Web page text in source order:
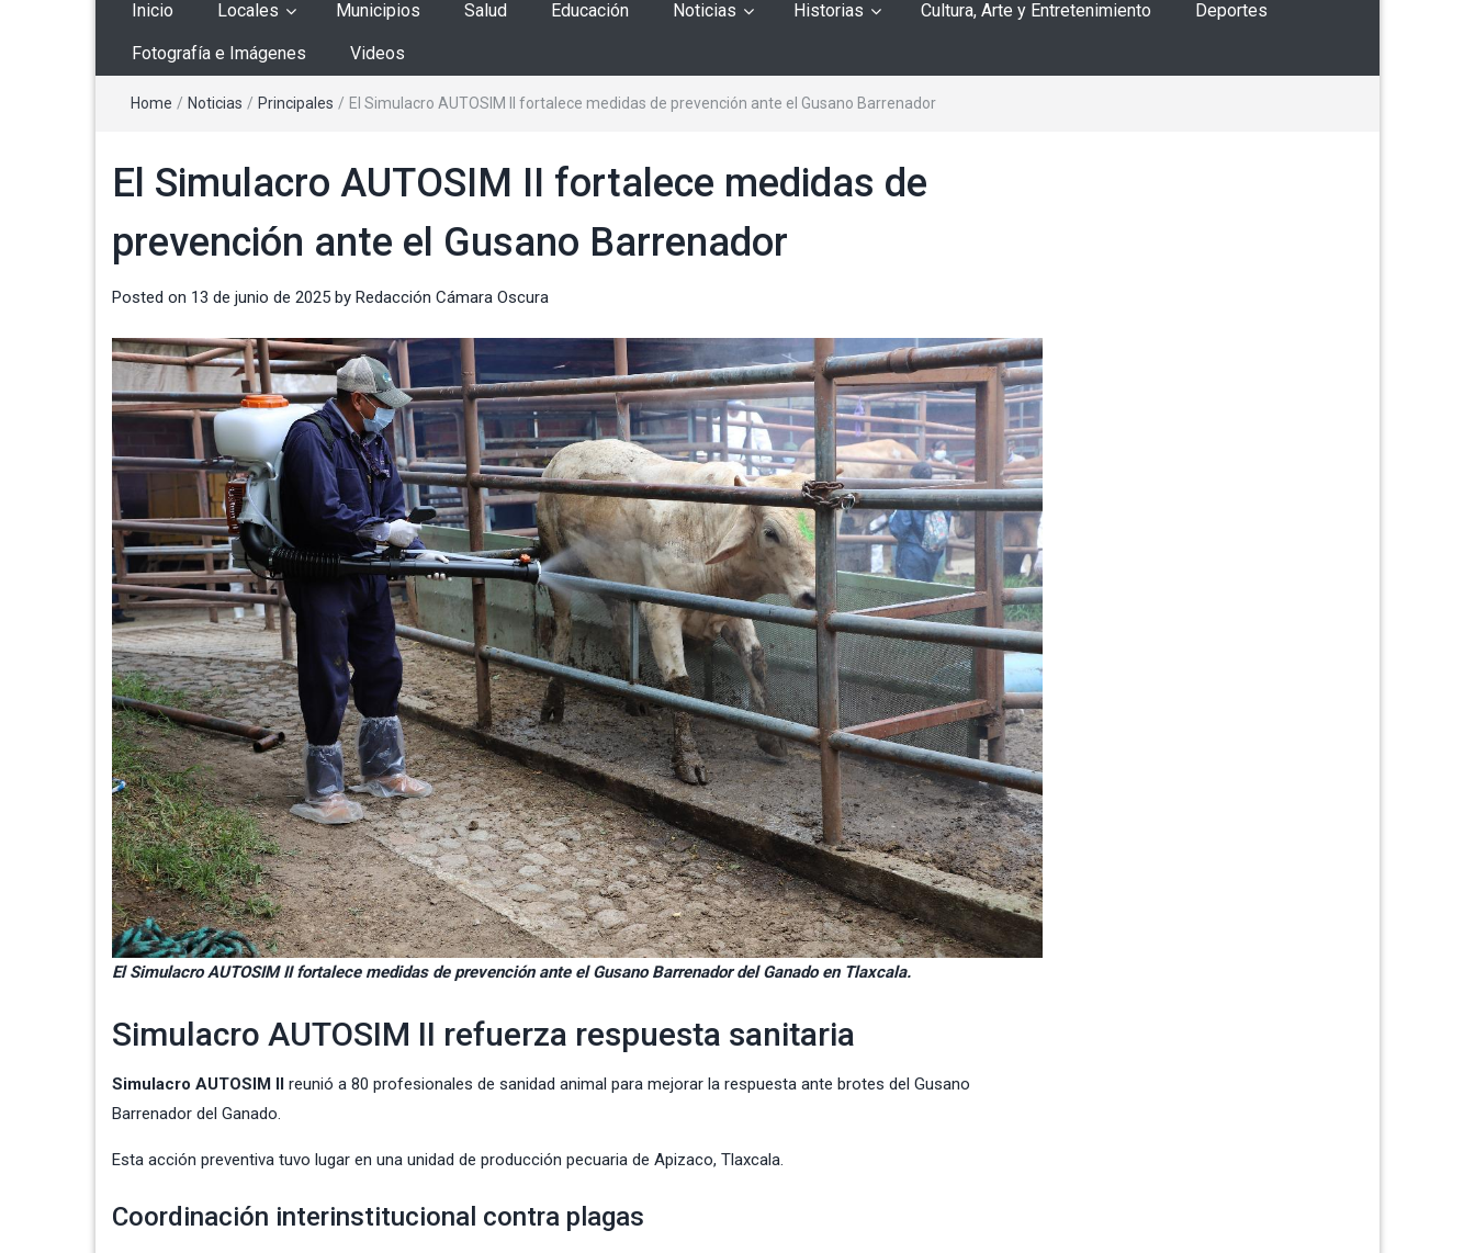
Inicio Locales Municipios Salud Educación Noticias Historias Cultura, Arte y Entretenimiento Deportes
Fotografía e Imágenes Videos
Home / Noticias / Principales / El Simulacro AUTOSIM II fortalece medidas de prevención ante el Gusano Barrenador
El Simulacro AUTOSIM II fortalece medidas de
prevención ante el Gusano Barrenador
Posted on 13 de junio de 2025 by Redacción Cámara Oscura
El Simulacro AUTOSIM II fortalece medidas de prevención ante el Gusano Barrenador del Ganado en Tlaxcala.
Simulacro AUTOSIM II refuerza respuesta sanitaria
Simulacro AUTOSIM II reunió a 80 profesionales de sanidad animal para mejorar la respuesta ante brotes del Gusano
Barrenador del Ganado.
Esta acción preventiva tuvo lugar en una unidad de producción pecuaria de Apizaco, Tlaxcala.
Coordinación interinstitucional contra plagas